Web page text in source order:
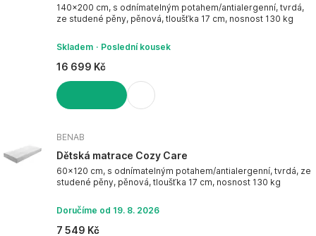
140x200 cm, s odnímatelným potahem/antialergenní, tvrdá,
ze studené pěny, pěnová, tloušťka 17 cm, nosnost 130 kg
Skladem Poslední kousek
16 699 Kč
BENAB
Dětská matrace Cozy Care
60x120 cm, s odnímatelným potahem/antialergenní, tvrdá, ze
studené pěny, pěnová, tloušťka 17 cm, nosnost 130 kg
Doručíme od 19. 8. 2026
7 549 Kč